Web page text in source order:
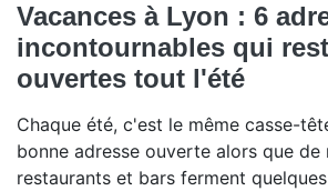
Vacances à Lyon : 6
incontournables qui
ouvertes tout l'été
Chaque été, c'est le même casse-
bonne adresse ouverte alors que de
restaurants et bars ferment